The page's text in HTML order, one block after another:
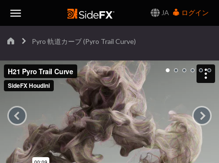
JA
ログイン
Pyro 軌道カーブ (Pyro Trail Curve)